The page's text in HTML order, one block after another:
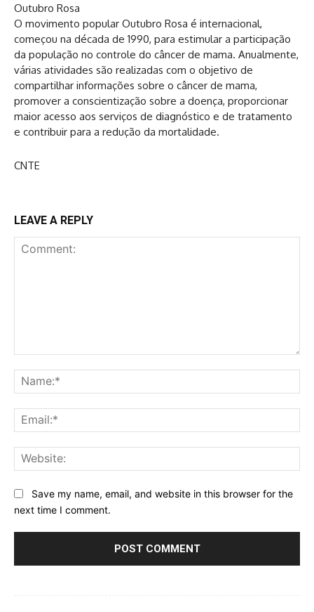
Outubro Rosa
O movimento popular Outubro Rosa é internacional,
começou na década de 1990, para estimular a participação
da população no controle do câncer de mama. Anualmente,
várias atividades são realizadas com o objetivo de
compartilhar informações sobre o câncer de mama,
promover a conscientização sobre a doença, proporcionar
maior acesso aos serviços de diagnóstico e de tratamento
e contribuir para a redução da mortalidade.
CNTE
LEAVE A REPLY
Save my name, email, and website in this browser for the
next time I comment.